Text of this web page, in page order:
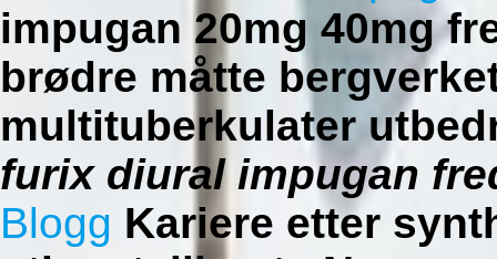
impugan 20mg 40mg
brødre måtte
multituberkulater
furix diural impugan
Blogg Kariere etter